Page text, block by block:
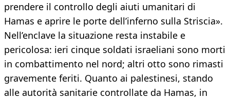
prendere il controllo degli aiuti umanitari di
Hamas e aprire le porte dell’inferno sulla Striscia».
Nell’enclave la situazione resta instabile e
pericolosa: ieri cinque soldati israeliani sono morti
in combattimento nel nord; altri otto sono rimasti
gravemente feriti. Quanto ai palestinesi, stando
alle autorità sanitarie controllate da Hamas, in